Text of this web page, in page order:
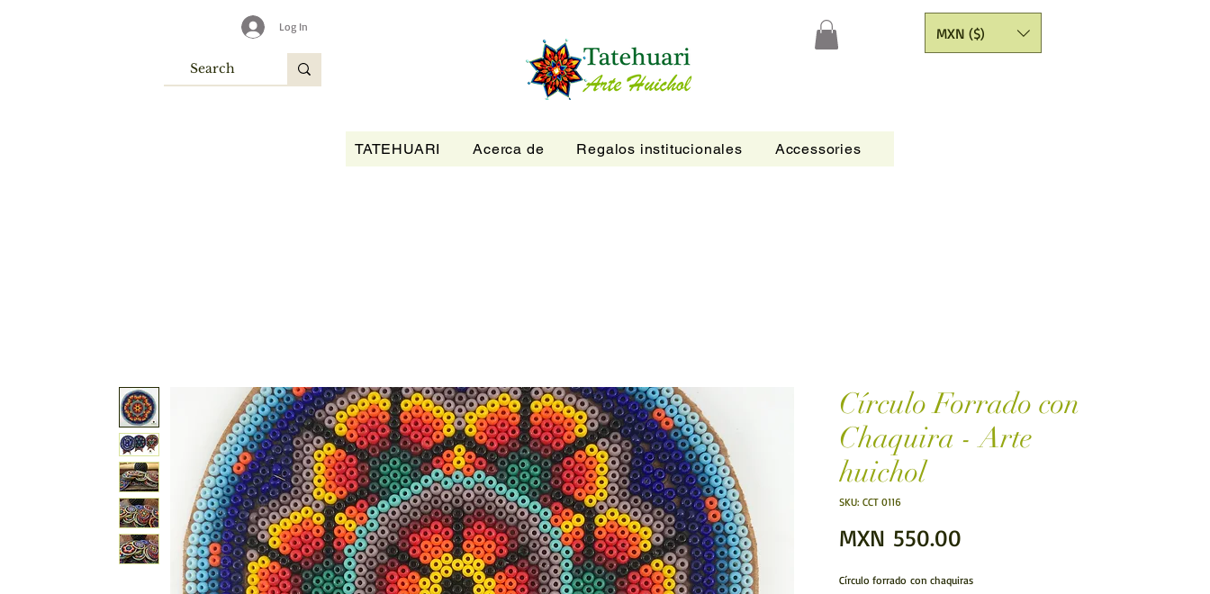
Log In MXN ($)
TATEHUARI Acerca de Regalos institucionales Accessories
Círculo Forrado con
Chaquira - Arte
huichol
SKU: CCT 0116
MXN 550.00
Círculo forrado con chaquiras